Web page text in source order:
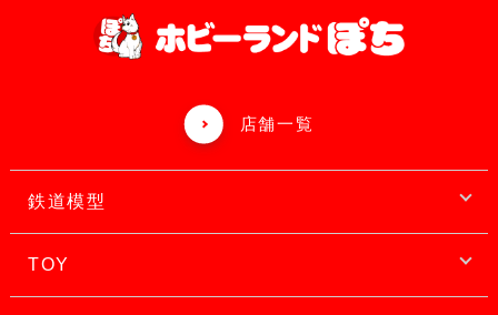
店舗一覧
鉄道模型
TOY